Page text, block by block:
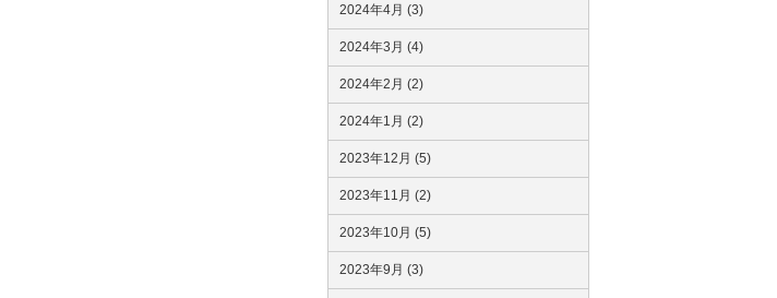
2024年4月 (3)
2024年3月 (4)
2024年2月 (2)
2024年1月 (2)
2023年12月 (5)
2023年11月 (2)
2023年10月 (5)
2023年9月 (3)